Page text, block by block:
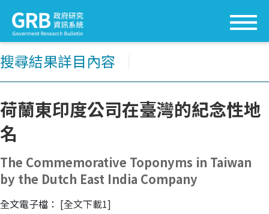
搜尋結果詳目內容
荷蘭東印度公司在臺灣的紀念性地
名
The Commemorative Toponyms in Taiwan
by the Dutch East India Company
全文電子檔： [全文下載1]